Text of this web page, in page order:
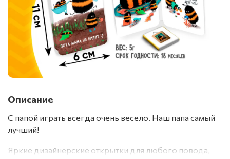
Описание
С папой играть всегда очень весело. Наш папа самый
лучший!
Яркие дизайнерские открытки для любого повода,